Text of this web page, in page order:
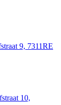
9, 7311RE
10,